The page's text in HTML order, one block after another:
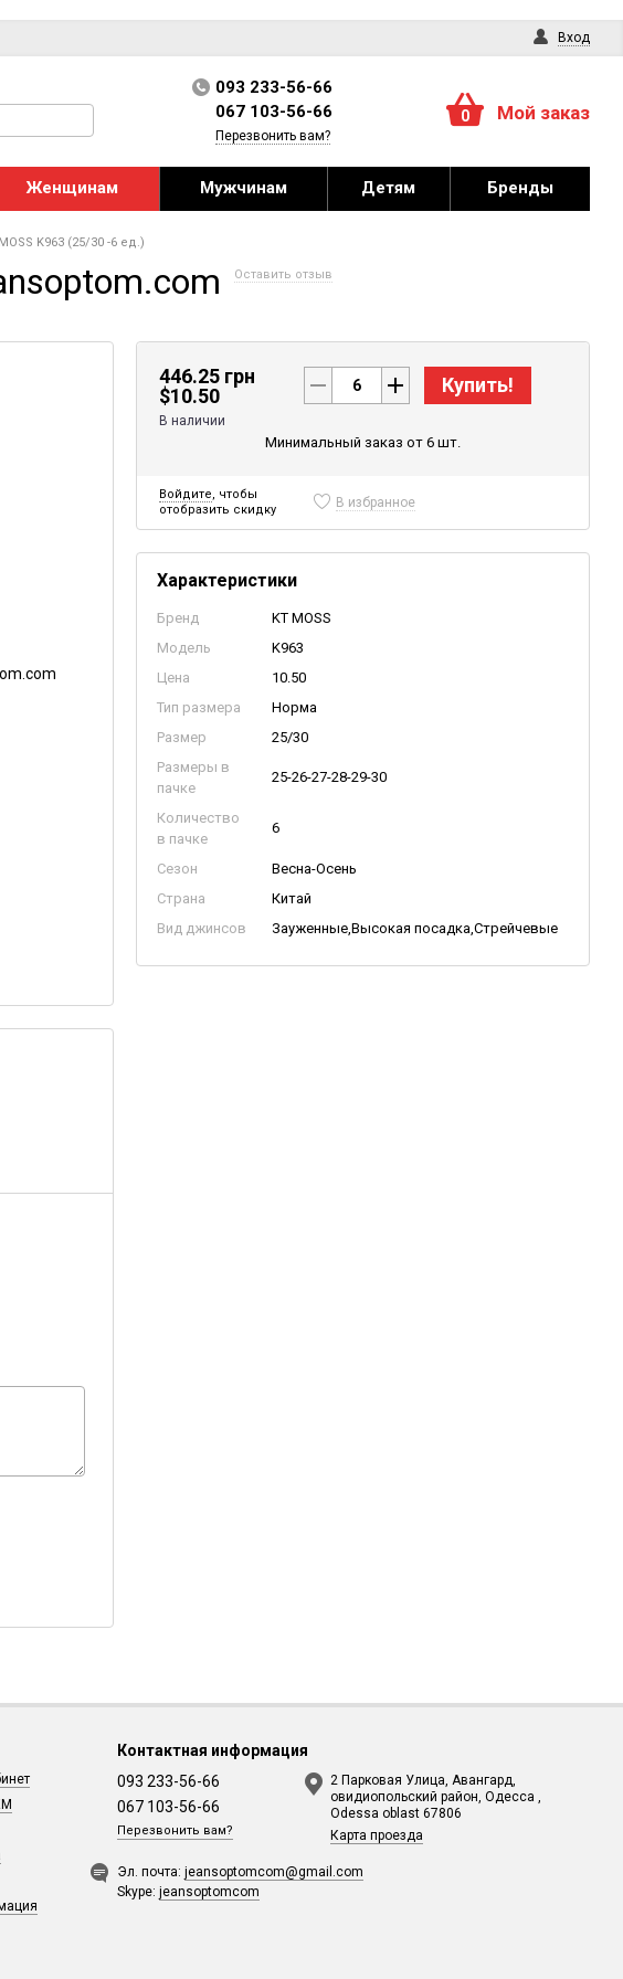
Вход
093 233-56-66
067 103-56-66
Перезвонить вам?
0 Мой заказ
Женщинам Мужчинам Детям Бренды
K963 (25/30 -6 ед.)
Оставить отзыв
446.25 грн
$10.50
В наличии
Купить!
Минимальный заказ от 6 шт.
Войдите, чтобы
отобразить скидку
В избранное
Характеристики
Бренд
KT MOSS
Модель
K963
Цена
10.50
Тип размера
Норма
Размер
25/30
Размеры в
пачке
25-26-27-28-29-30
Количество
в пачке
6
Сезон
Весна-Осень
Страна
Китай
Вид джинсов
Зауженные,Высокая посадка,Стрейчевые
Контактная информация
093 233-56-66
067 103-56-66
Перезвонить вам?
2 Парковая Улица, Авангард,
овидиопольский район, Одесса ,
Odessa oblast 67806
Карта проезда
Эл. почта:jeansoptomcom@gmail.com
Skype:jeansoptomcom